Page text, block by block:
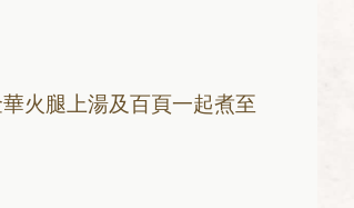
火腿上湯及百頁一起煮至